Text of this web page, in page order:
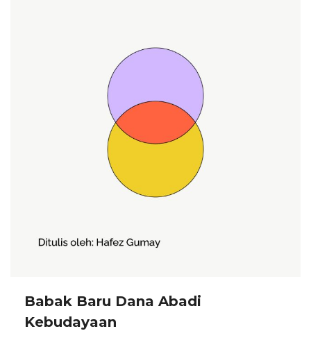
Babak Baru Dana Abadi
Kebudayaan